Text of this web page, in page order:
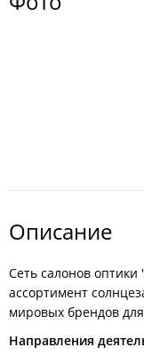
Описание
Сеть салонов
ассортимент
мировых брендов
Направления